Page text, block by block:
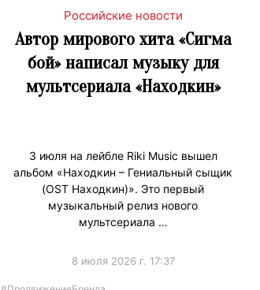
Российские новости
Автор мирового хита «Сигма
бой» написал музыку для
мультсериала «Находкин»
3 июля на лейбле Riki Music вышел
альбом «Находкин – Гениальный сыщик
(OST Находкин)». Это первый
музыкальный релиз нового
мультсериала …
8 июля 2026 г. 17:37